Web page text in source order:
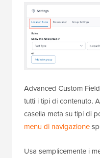
Advanced Custom
tutti i tipi di contenuto.
casella meta su tipi di
menu di navigazione
Usa semplicemente i